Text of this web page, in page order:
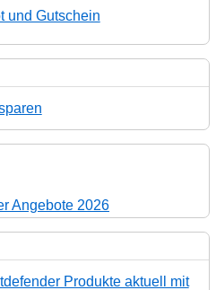
Produkte aktuell mit